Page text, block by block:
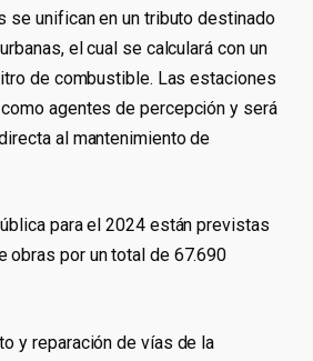
se unifican en un tributo destinado
el cual se calculará con un
de combustible. Las estaciones
agentes de percepción y será
al mantenimiento de
para el 2024 están previstas
obras por un total de 67.690
y reparación de vías de la